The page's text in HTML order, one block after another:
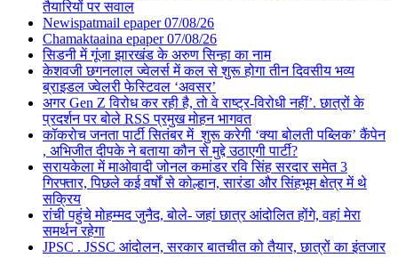
तैयारियों पर सवाल
Newispatmail epaper 07/08/26
Chamaktaaina epaper 07/08/26
सिडनी में गूंजा झारखंड के अरुण सिन्हा का नाम
केशवजी छगनलाल ज्वेलर्स में कल से शुरू होगा तीन दिवसीय भव्य
ब्राइडल ज्वेलरी फेस्टिवल ‘अवसर’
अगर Gen Z विरोध कर रही है, तो वे राष्ट्र-विरोधी नहीं’. छात्रों के
प्रदर्शन पर बोले RSS प्रमुख मोहन भागवत
कॉकरोच जनता पार्टी सितंबर में शुरू करेगी ‘क्या बोलती पब्लिक’ कैंपेन
, अभिजीत दीपके ने बताया कौन से मुद्दे उठाएगी पार्टी?
सरायकेला में माओवादी जोनल कमांडर रवि सिंह सरदार समेत 3
गिरफ्तार, पिछले कई वर्षों से कोल्हान, सारंडा और सिंहभूम क्षेत्र में थे
सक्रिय
रांची पहुंचे मोहम्मद जुनैद, बोले- जहां छात्र आंदोलित होंगे, वहां मेरा
समर्थन रहेगा
JPSC . JSSC आंदोलन, सरकार बातचीत को तैयार, छात्रों का इंतजार